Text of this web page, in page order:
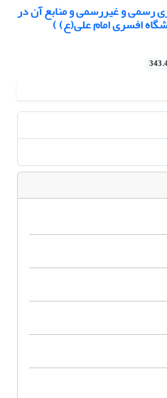
رسمی و غیررسمی و منابع آن در
افسری امام علی(ع) )